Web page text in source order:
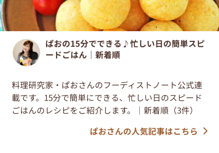
ぱおの15分でできる♪忙しい日の簡単スピ
ードごはん｜新着順
料理研究家・ぱおさんのフーディストノート公式連
載です。15分で簡単にできる、忙しい日のスピード
ごはんのレシピをご紹介します。｜新着順（3件）
ぱおさんの人気記事はこちら